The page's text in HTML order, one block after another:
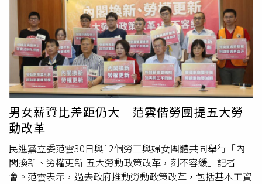
會影響到約僱或承攬人員的工作機會，對已經非常緊繃的公
務員人力更是雪上加霜。這種亂砍預算的方式，對於一個部
會運作是全面性的影響，沒有分先後。追根究底，國會監督
預算本該是很嚴肅、審慎的事，本來就不該這樣亂刪亂凍
的。
指控謝男拋妻棄女，婚後不僅未曾提供任何經濟支援，甚至
侵吞陳女存款後失聯，已構成惡意遺棄，婚姻關係已無法維
持，遂向法院訴請判准離婚，並主張謝男應承擔女兒的扶養
費。法院審理期間，謝男並未出庭，也未提出任何書面說明
或陳述。法官認為，根據存摺及警方報案記錄等證據證實，
謝男侵占陳女存款後失聯，且謝男於2023年7月失蹤至今，
在這種情況下，任何人都將喪失維持婚姻意願，雙方婚姻關
係已嚴重破裂，無法挽回。因此法院判決雙方離婚，考量到
未成年子女的最佳利益，判由陳女單獨行使親權，謝男需每
月支付9000元作為扶養費用，全案可上訴。
男女薪資比差距仍大 范雲偕勞團提五大勞
動改革
民進黨立委范雲30日與12個勞工與婦女團體共同舉行「內
閣換新、勞權更新 五大勞動政策改革，刻不容緩」記者
會。范雲表示，過去政府推動勞動政策改革，包括基本工資